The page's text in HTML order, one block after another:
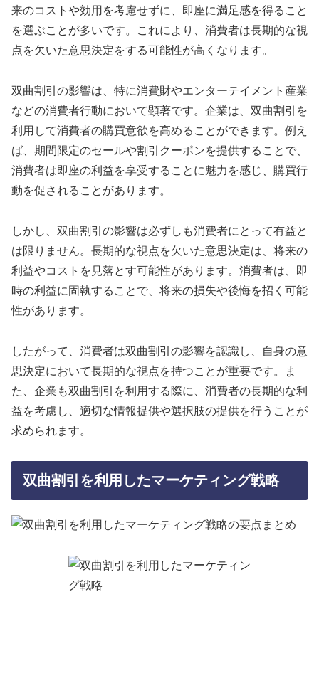
来のコストや効用を考慮せずに、即座に満足感を得ること
を選ぶことが多いです。これにより、消費者は長期的な視
点を欠いた意思決定をする可能性が高くなります。
双曲割引の影響は、特に消費財やエンターテイメント産業
などの消費者行動において顕著です。企業は、双曲割引を
利用して消費者の購買意欲を高めることができます。例え
ば、期間限定のセールや割引クーポンを提供することで、
消費者は即座の利益を享受することに魅力を感じ、購買行
動を促されることがあります。
しかし、双曲割引の影響は必ずしも消費者にとって有益と
は限りません。長期的な視点を欠いた意思決定は、将来の
利益やコストを見落とす可能性があります。消費者は、即
時の利益に固執することで、将来の損失や後悔を招く可能
性があります。
したがって、消費者は双曲割引の影響を認識し、自身の意
思決定において長期的な視点を持つことが重要です。ま
た、企業も双曲割引を利用する際に、消費者の長期的な利
益を考慮し、適切な情報提供や選択肢の提供を行うことが
求められます。
双曲割引を利用したマーケティング戦略